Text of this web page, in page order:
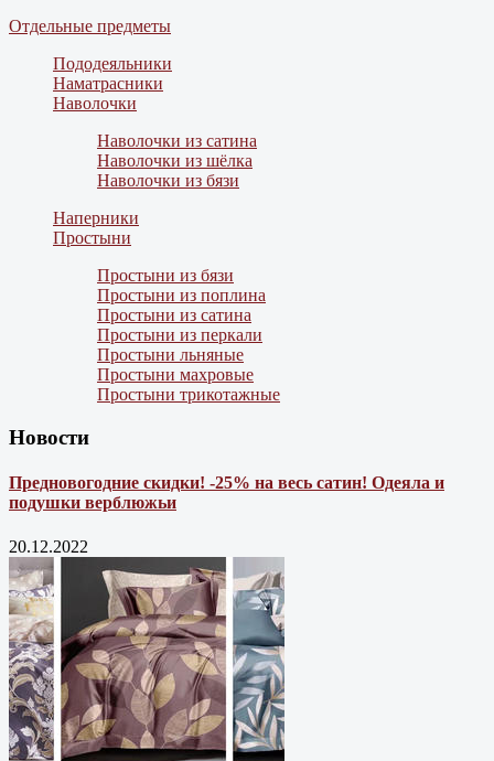
Отдельные предметы
Пододеяльники
Наматрасники
Наволочки
Наволочки из сатина
Наволочки из шёлка
Наволочки из бязи
Наперники
Простыни
Простыни из бязи
Простыни из поплина
Простыни из сатина
Простыни из перкали
Простыни льняные
Простыни махровые
Простыни трикотажные
Новости
Предновогодние скидки! -25% на весь сатин! Одеяла и
подушки верблюжьи
20.12.2022